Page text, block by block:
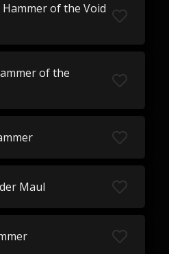
of the Void
of the
Maul